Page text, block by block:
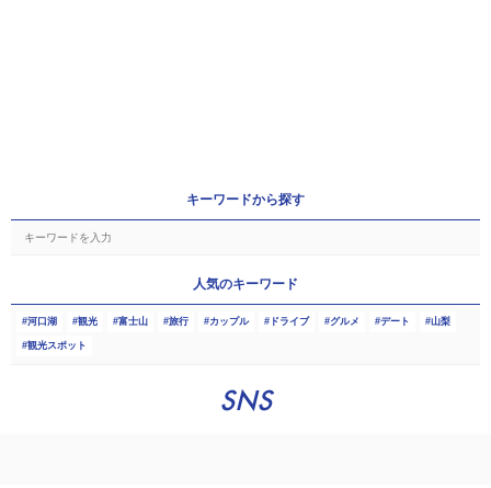
キーワードから探す
人気のキーワード
河口湖 観光 富士山 旅行 カップル ドライブ グルメ デート 山梨
観光スポット
SNS